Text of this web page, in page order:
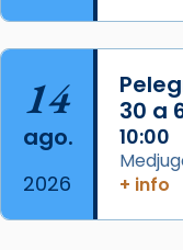
14
ago.
2026
30 a
10:00
+ info